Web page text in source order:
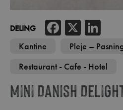
Kantine
Pleje –
Restaurant - Cafe - Hotel
DELING Facebook
X
Mini Danish